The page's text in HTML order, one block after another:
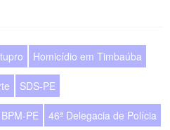
Homicídio em Timbaúba
SDS-PE
BPM-PE 46ª Delegacia de Polícia